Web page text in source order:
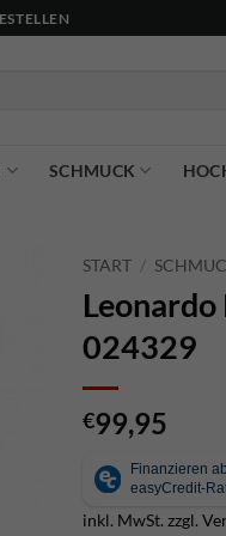
SCHMUCK
START /
024329
€99,95
inkl. MwSt. zzgl.